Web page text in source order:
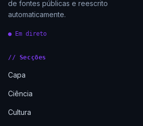
de fontes públicas e reescrito
automaticamente.
● Em direto
// Secções
Capa
Ciência
Cultura